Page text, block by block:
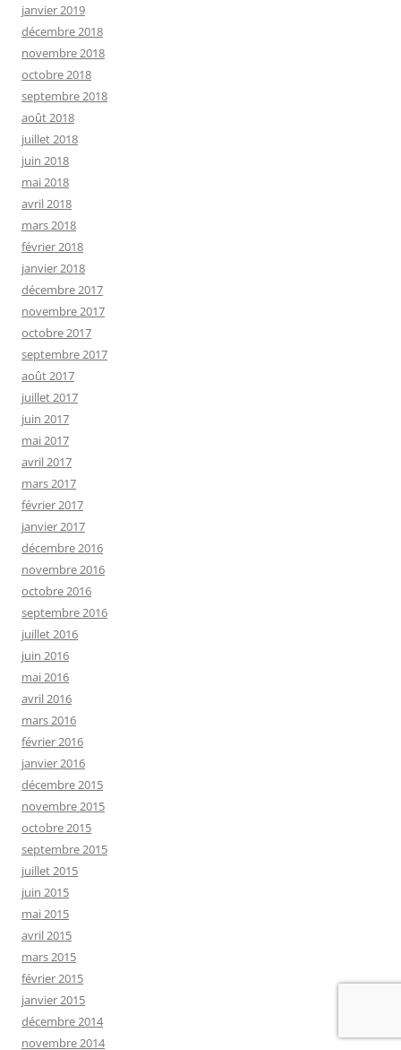
janvier 2019
décembre 2018
novembre 2018
octobre 2018
septembre 2018
août 2018
juillet 2018
juin 2018
mai 2018
avril 2018
mars 2018
février 2018
janvier 2018
décembre 2017
novembre 2017
octobre 2017
septembre 2017
août 2017
juillet 2017
juin 2017
mai 2017
avril 2017
mars 2017
février 2017
janvier 2017
décembre 2016
novembre 2016
octobre 2016
septembre 2016
juillet 2016
juin 2016
mai 2016
avril 2016
mars 2016
février 2016
janvier 2016
décembre 2015
novembre 2015
octobre 2015
septembre 2015
juillet 2015
juin 2015
mai 2015
avril 2015
mars 2015
février 2015
janvier 2015
décembre 2014
novembre 2014